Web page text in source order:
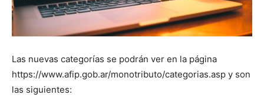
Las nuevas categorías se podrán ver en la página
https://www.afip.gob.ar/monotributo/categorias.asp y son
las siguientes: